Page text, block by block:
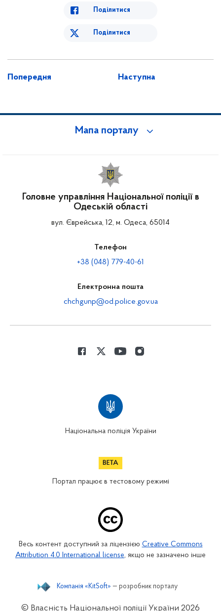
Поділитися
Поділитися
Попередня Наступна
Мапа порталу
Головне управління Національної поліції в
Одеській області
вул. Єврейська, 12, м. Одеса, 65014
Телефон
+38 (048) 779-40-61
Електронна пошта
chchgunp@od.police.gov.ua
Національна поліція України
Портал працює в тестовому режимі
Весь контент доступний за ліцензією Creative Commons
Attribution 4.0 International license, якщо не зазначено інше
© Власність Національної поліції України 2026
Компанія «KitSoft» — розробник порталу